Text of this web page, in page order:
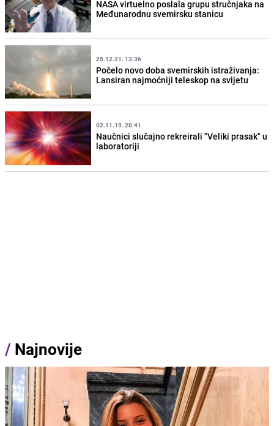
NASA virtuelno poslala grupu stručnjaka na
Međunarodnu svemirsku stanicu
25.12.21. 13:36
Počelo novo doba svemirskih istraživanja:
Lansiran najmoćniji teleskop na svijetu
02.11.19. 20:41
Naučnici slučajno rekreirali "Veliki prasak" u
laboratoriji
/ Najnovije